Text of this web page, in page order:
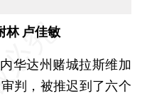
卢佳敏
达州赌城拉斯维加
判，被推迟到了六个